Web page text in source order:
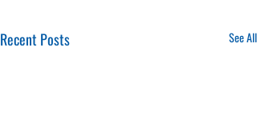
Recent Posts See All